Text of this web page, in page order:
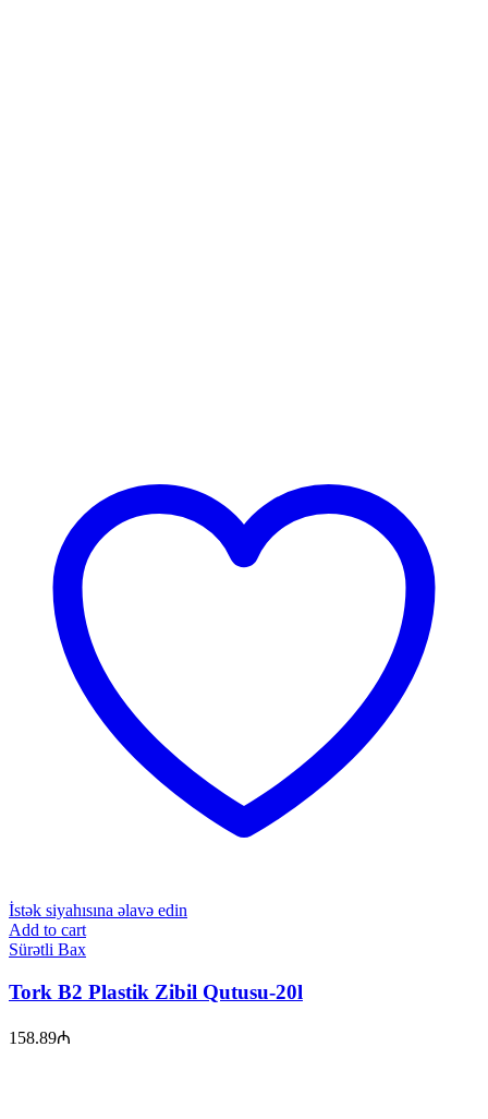
İstək siyahısına əlavə edin
Add to cart
Sürətli Bax
Tork B2 Plastik Zibil Qutusu-20l
158.89₼